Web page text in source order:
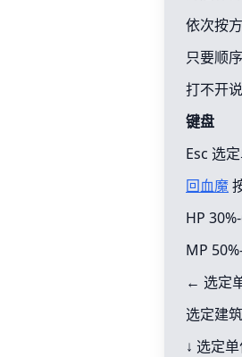
依次按
只要顺
打不开
键盘
Esc 选
回血魔
HP
MP
← 选定
选定建筑
↓ 选定